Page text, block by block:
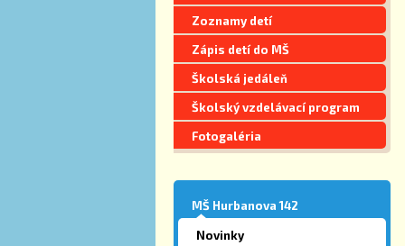
Zoznamy detí
Zápis detí do MŠ
Školská jedáleň
Školský vzdelávací program
Fotogaléria
MŠ Hurbanova 142
Novinky